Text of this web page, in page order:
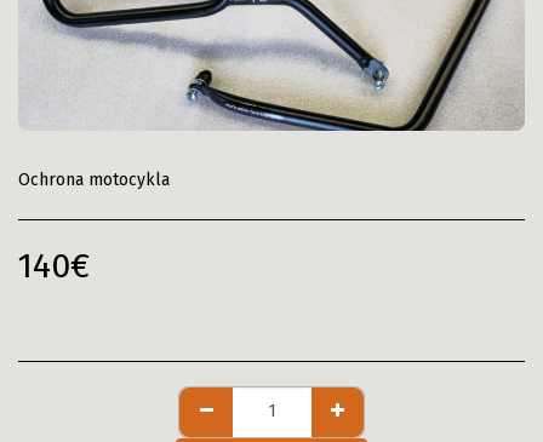
Ochrona motocykla
140€